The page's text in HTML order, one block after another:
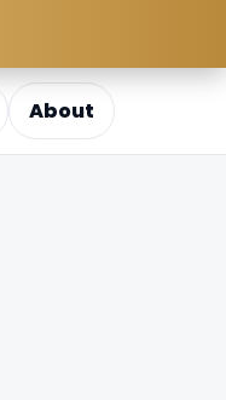
About